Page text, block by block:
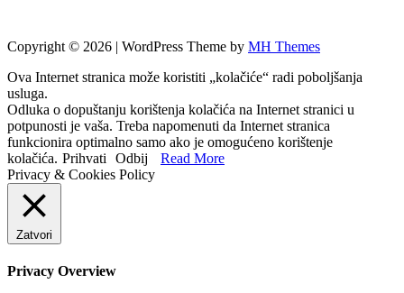
Copyright © 2026 | WordPress Theme by MH Themes
Ova Internet stranica može koristiti „kolačiće“ radi poboljšanja
usluga.
Odluka o dopuštanju korištenja kolačića na Internet stranici u
potpunosti je vaša. Treba napomenuti da Internet stranica
funkcionira optimalno samo ako je omogućeno korištenje
kolačića. Prihvati Odbij
Read More
Privacy & Cookies Policy
Zatvori
Privacy Overview